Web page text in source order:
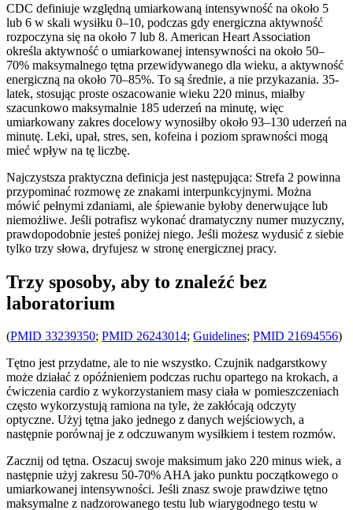
CDC definiuje względną umiarkowaną intensywność na około 5
lub 6 w skali wysiłku 0–10, podczas gdy energiczna aktywność
rozpoczyna się na około 7 lub 8. American Heart Association
określa aktywność o umiarkowanej intensywności na około 50–
70% maksymalnego tętna przewidywanego dla wieku, a aktywność
energiczną na około 70–85%. To są średnie, a nie przykazania. 35-
latek, stosując proste oszacowanie wieku 220 minus, miałby
szacunkowo maksymalnie 185 uderzeń na minutę, więc
umiarkowany zakres docelowy wynosiłby około 93–130 uderzeń na
minutę. Leki, upał, stres, sen, kofeina i poziom sprawności mogą
mieć wpływ na tę liczbę.
Najczystsza praktyczna definicja jest następująca: Strefa 2 powinna
przypominać rozmowę ze znakami interpunkcyjnymi. Można
mówić pełnymi zdaniami, ale śpiewanie byłoby denerwujące lub
niemożliwe. Jeśli potrafisz wykonać dramatyczny numer muzyczny,
prawdopodobnie jesteś poniżej niego. Jeśli możesz wydusić z siebie
tylko trzy słowa, dryfujesz w stronę energicznej pracy.
Trzy sposoby, aby to znaleźć bez
laboratorium
(PMID 33239350; PMID 26243014; Guidelines; PMID 21694556)
Tętno jest przydatne, ale to nie wszystko. Czujnik nadgarstkowy
może działać z opóźnieniem podczas ruchu opartego na krokach, a
ćwiczenia cardio z wykorzystaniem masy ciała w pomieszczeniach
często wykorzystują ramiona na tyle, że zakłócają odczyty
optyczne. Użyj tętna jako jednego z danych wejściowych, a
następnie porównaj je z odczuwanym wysiłkiem i testem rozmów.
Zacznij od tętna. Oszacuj swoje maksimum jako 220 minus wiek, a
następnie użyj zakresu 50-70% AHA jako punktu początkowego o
umiarkowanej intensywności. Jeśli znasz swoje prawdziwe tętno
maksymalne z nadzorowanego testu lub wiarygodnego testu w